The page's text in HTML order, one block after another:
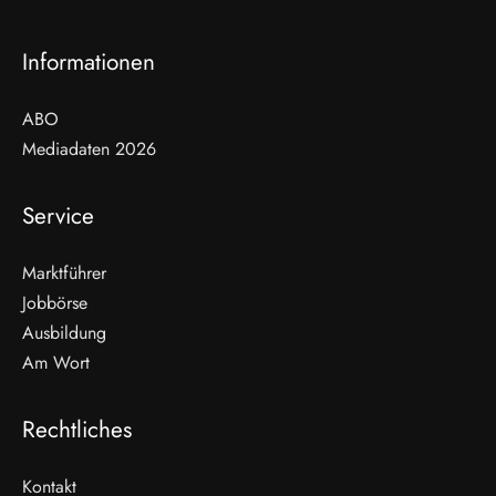
Informationen
ABO
Mediadaten 2026
Service
Marktführer
Jobbörse
Ausbildung
Am Wort
Rechtliches
Kontakt